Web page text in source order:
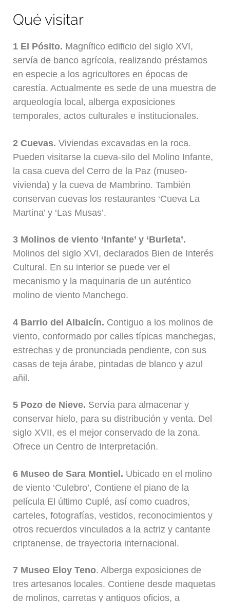
Qué visitar
1 El Pósito. Magnífico edificio del siglo XVI,
servía de banco agrícola, realizando préstamos
en especie a los agricultores en épocas de
carestía. Actualmente es sede de una muestra de
arqueología local, alberga exposiciones
temporales, actos culturales e institucionales.
2 Cuevas.Viviendas excavadas en la roca.
Pueden visitarse la cueva-silo del Molino Infante,
la casa cueva del Cerro de la Paz (museo-
vivienda) y la cueva de Mambrino. También
conservan cuevas los restaurantes ‘Cueva La
Martina’ y ‘Las Musas’.
3 Molinos de viento ‘Infante’ y ‘Burleta’.
Molinos del siglo XVI, declarados Bien de Interés
Cultural. En su interior se puede ver el
mecanismo y la maquinaria de un auténtico
molino de viento Manchego.
4 Barrio del Albaicín. Contiguo a los molinos de
viento, conformado por calles típicas manchegas,
estrechas y de pronunciada pendiente, con sus
casas de teja árabe, pintadas de blanco y azul
añil.
5 Pozo de Nieve. Servía para almacenar y
conservar hielo, para su distribución y venta. Del
siglo XVII, es el mejor conservado de la zona.
Ofrece un Centro de Interpretación.
6 Museo de Sara Montiel. Ubicado en el molino
de viento ‘Culebro’, Contiene el piano de la
película El último Cuplé, así como cuadros,
carteles, fotografías, vestidos, reconocimientos y
otros recuerdos vinculados a la actriz y cantante
criptanense, de trayectoria internacional.
7 Museo Eloy Teno. Alberga exposiciones de
tres artesanos locales. Contiene desde maquetas
de molinos, carretas y antiguos oficios, a